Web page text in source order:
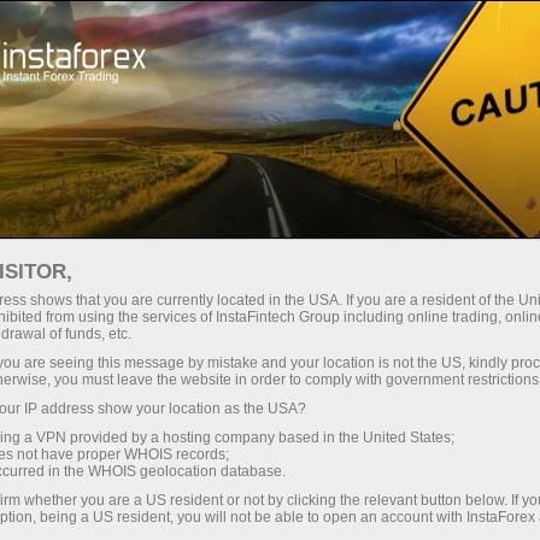
Про компанію ІнстаСпорт InstaForex Loprais Team
InstaForex Loprais
Team — Dakar
rallisining kumush
sovrindori!
Kuch, strategiya, natija!
shows that you are currently located in the USA. If you are a resident of the
from using the services of InstaFintech Group including online trading,
of funds, etc.
are seeing this message by mistake and your location is not the US, kindly
you must leave the website in order to comply with government
IP address show your location as the USA?
a VPN provided by a hosting company based in the United States;
not have proper WHOIS records;
in the WHOIS geolocation database.
whether you are a US resident or not by clicking the relevant button below. If
being a US resident, you will not be able to open an account with InstaForex